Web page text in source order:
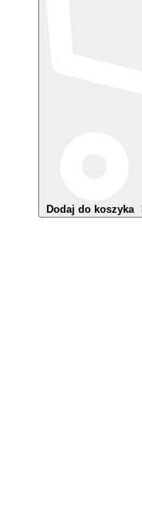
Dodaj do koszyka